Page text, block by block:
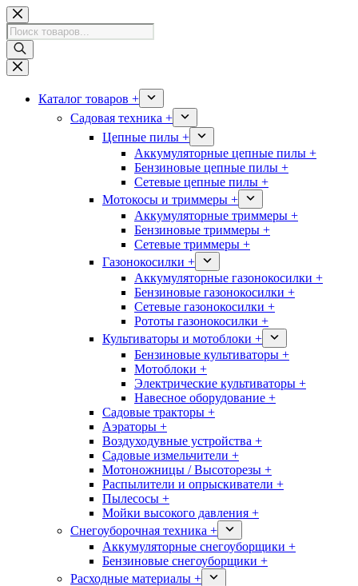
Перейти
к
сути
Поиск
товаров
Каталог товаров +
Садовая техника +
Цепные пилы +
Аккумуляторные цепные пилы +
Бензиновые цепные пилы +
Сетевые цепные пилы +
Мотокосы и триммеры +
Аккумуляторные триммеры +
Бензиновые триммеры +
Сетевые триммеры +
Газонокосилки +
Аккумуляторные газонокосилки +
Бензиновые газонокосилки +
Сетевые газонокосилки +
Рототы газонокосилки +
Культиваторы и мотоблоки +
Бензиновые культиваторы +
Мотоблоки +
Электрические культиваторы +
Навесное оборудование +
Садовые тракторы +
Аэраторы +
Воздуходувные устройства +
Садовые измельчители +
Мотоножницы / Высоторезы +
Распылители и опрыскиватели +
Пылесосы +
Мойки высокого давления +
Снегоуборочная техника +
Аккумуляторные снегоуборщики +
Бензиновые снегоуборщики +
Расходные материалы +